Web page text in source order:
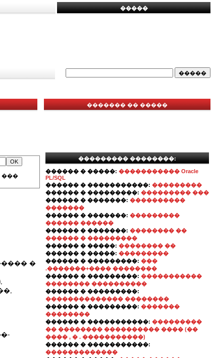
�����
���
�
������� �� �����
��������� ��������:
������ � �����: ����������� Oracle
PL/SQL
������ � �����������: ���������
������ � ���������: ��������� ���
������ � �������: ����������
�������
������ � �������: ���������
������ ������
������ � �������: �������� ��
������ � ���������
������ � �����: �������� ��
������ � �����: ���������
������ � ���������: ���
.�������+���� ��������
������ � ���������: �����������
�������� ����������
������ � ���������:
�������������� ��������
������ � ���������: �������
��������
������ � �����������: ���������
�� �������� ���������� ���� (��
���� , � . �����������)
������ � �����������:
�������������